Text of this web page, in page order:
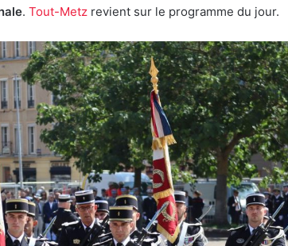
. Tout-Metzrevient sur le programme du jour.
Tout-